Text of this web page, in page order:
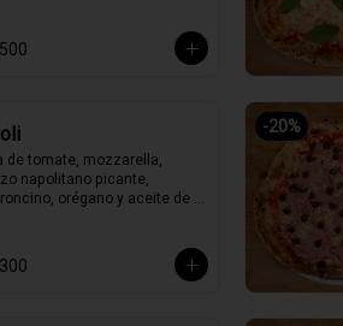
de tomate, mozzarella,
napolitano picante,
orégano y aceite de
-20%